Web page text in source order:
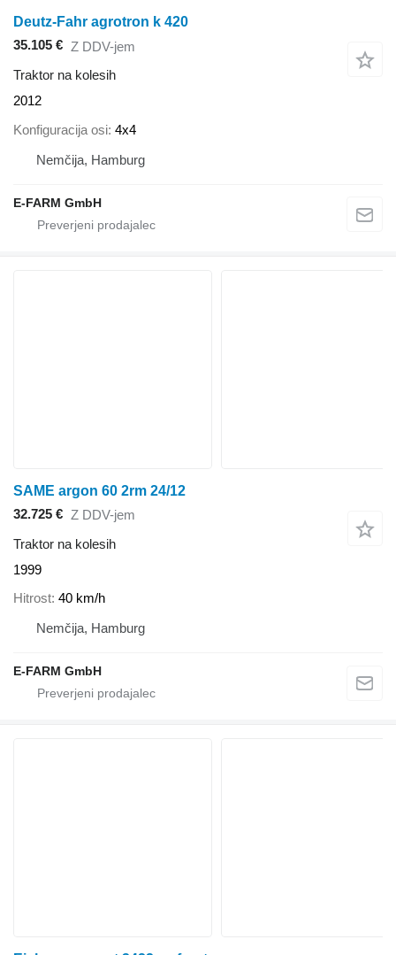
Deutz-Fahr agrotron k 420
35.105 € Z DDV-jem
Traktor na kolesih
2012
Konfiguracija osi 4x4
Nemčija, Hamburg
E-FARM GmbH
SAME argon 60 2rm 24/12
32.725 € Z DDV-jem
Traktor na kolesih
1999
Hitrost 40 km/h
Nemčija, Hamburg
E-FARM GmbH